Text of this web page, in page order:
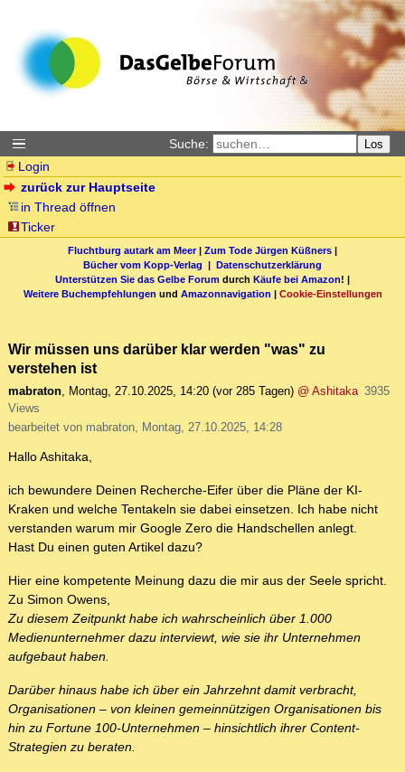
Suche: Los
Login
zurück zur Hauptseite
in Thread öffnen
Ticker
Fluchtburg autark am Meer| Zum Tode Jürgen Küßners |
Bücher vom Kopp-Verlag | Datenschutzerklärung
Unterstützen Sie das Gelbe Forum durch Käufe bei Amazon! |
Weitere Buchempfehlungen und Amazonnavigation | Cookie-Einstellungen
Wir müssen uns darüber klar werden "was" zu
verstehen ist
mabraton, Montag, 27.10.2025, 14:20 (vor 285 Tagen) @ Ashitaka 3935
Views
bearbeitet von mabraton, Montag, 27.10.2025, 14:28
Hallo Ashitaka,
ich bewundere Deinen Recherche-Eifer über die Pläne der KI-
Kraken und welche Tentakeln sie dabei einsetzen. Ich habe nicht
verstanden warum mir Google Zero die Handschellen anlegt.
Hast Du einen guten Artikel dazu?
Hier eine kompetente Meinung dazu die mir aus der Seele spricht.
Zu Simon Owens,
Zu diesem Zeitpunkt habe ich wahrscheinlich über 1.000
Medienunternehmer dazu interviewt, wie sie ihr Unternehmen
aufgebaut haben.
Darüber hinaus habe ich über ein Jahrzehnt damit verbracht,
Organisationen – von kleinen gemeinnützigen Organisationen bis
hin zu Fortune 100-Unternehmen – hinsichtlich ihrer Content-
Strategien zu beraten.